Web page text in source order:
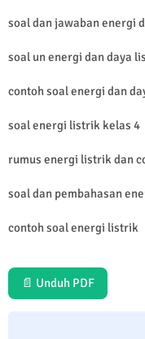
soal dan jawaban energi
soal un energi dan daya
contoh soal energi dan
soal energi listrik kelas 4
rumus energi listrik dan
soal dan pembahasan
contoh soal energi listrik
📄 Unduh PDF